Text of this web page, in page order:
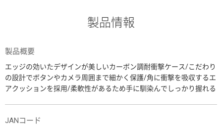
製品情報
製品概要
エッジの効いたデザインが美しいカーボン調耐衝撃ケース/こだわり
の設計でボタンやカメラ周囲まで細かく保護/角に衝撃を吸収するエ
アクッションを採用/柔軟性があるため手に馴染んでしっかり握れる
JANコード